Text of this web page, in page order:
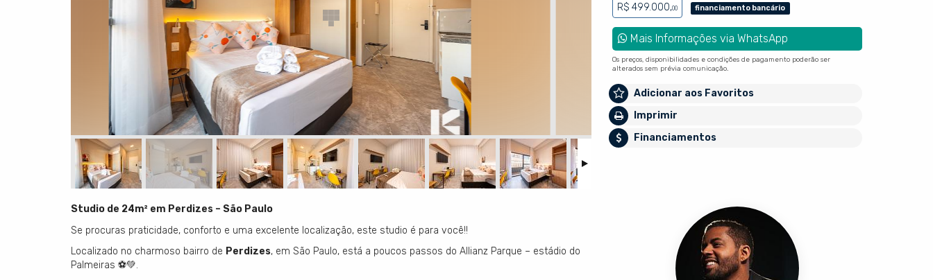
R$ 499.000,00 financiamento bancário
Mais Informações via WhatsApp
Os preços, disponibilidades e condições de pagamento poderão ser
alterados sem prévia comunicação.
Adicionar aos Favoritos
Imprimir
Financiamentos
Studio de 24m² em Perdizes – São Paulo
Se procuras praticidade, conforto e uma excelente localização, este studio é para você!!
Localizado no charmoso bairro de Perdizes, em São Paulo, está a poucos passos do Allianz Parque – estádio do
Palmeiras ⚽💚.